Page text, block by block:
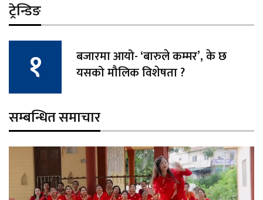
ट्रेन्डिङ
बजारमा आयो- ‘बारुले कम्मर’, के छ
यसको मौलिक विशेषता ?
सम्बन्धित समाचार